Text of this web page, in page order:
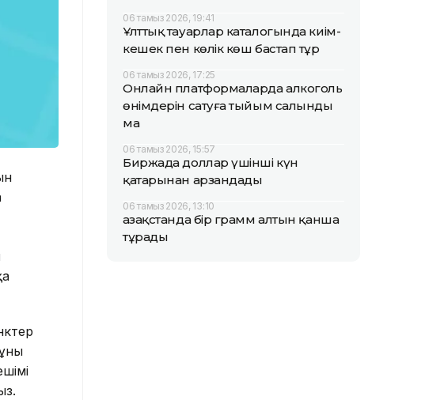
06 тамыз 2026, 19:41
Ұлттық тауарлар каталогында киім-
кешек пен көлік көш бастап тұр
06 тамыз 2026, 17:25
Онлайн платформаларда алкоголь
өнімдерін сатуға тыйым салынды
ма
06 тамыз 2026, 15:57
Биржада доллар үшінші күн
қатарынан арзандады
06 тамыз 2026, 13:10
Қазақстанда бір грамм алтын қанша
тұрады